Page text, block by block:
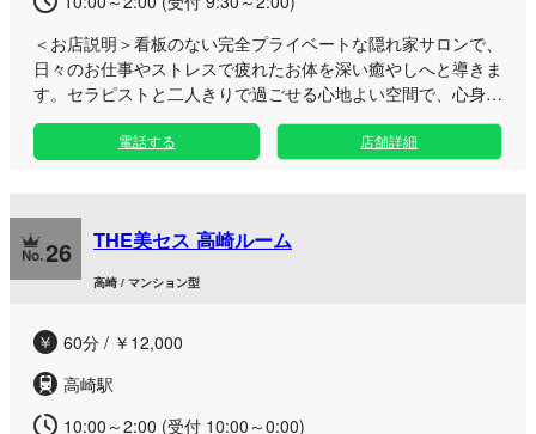
＜お店説明＞看板のない完全プライベートな隠れ家サロンで、
日々のお仕事やストレスで疲れたお体を深い癒やしへと導きま
す。セラピストと二人きりで過ごせる心地よい空間で、心身と
もにリフレッシュできる特別な時間をお届けいたします。 毎
日お仕事を頑張るビジネスマンや、静かに体を休めたい大人の
な施術をご堪能いただけます。高崎の静かなロケーションにあ
るため、お仕事帰りや飲み会の後など、一日の締めくくりにふ
らりと立ち寄るのにも最適です。これまでの感覚を覆す極上の
リラクゼーション体験を、ぜひ心ゆくまでお楽しみください。
電話する 店舗詳細
26 THE美セス 高崎ルーム
高崎 / マンション型
60分 / ￥12,000
高崎駅
10:00～2:00 (受付 10:00～0:00)